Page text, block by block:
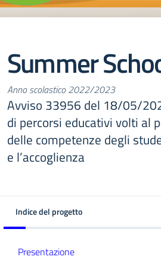
Summer
Anno scolastico 2022/2023
Avviso 33956 del 18/05/
di percorsi educativi volti al
delle competenze degli
e l’accoglienza
Indice del progetto
Presentazione